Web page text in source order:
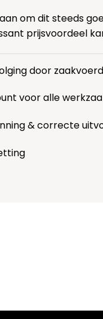
om dit steeds
prijsvoordeel
door
voor alle
& correcte